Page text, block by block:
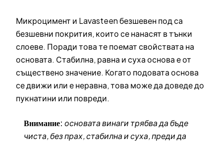
Микроцимент и Lavasteen безшевен под са
безшевни покрития, които се нанасят в тънки
слоеве. Поради това те поемат свойствата на
основата. Стабилна, равна и суха основа е от
съществено значение. Когато подовата основа
се движи или е неравна, това може да доведе до
пукнатини или повреди.
Внимание: основата винаги трябва да бъде
чиста, без прах, стабилна и суха, преди да